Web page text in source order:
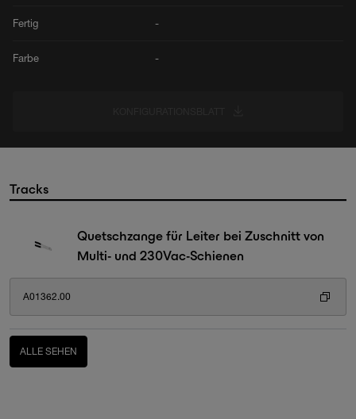
Fertig -
Farbe -
Tracks
Quetschzange für Leiter bei Zuschnitt von
Multi- und 230Vac-Schienen
A01362.00
ALLE SEHEN